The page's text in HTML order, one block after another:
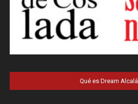
Qué es Dream Alcalá